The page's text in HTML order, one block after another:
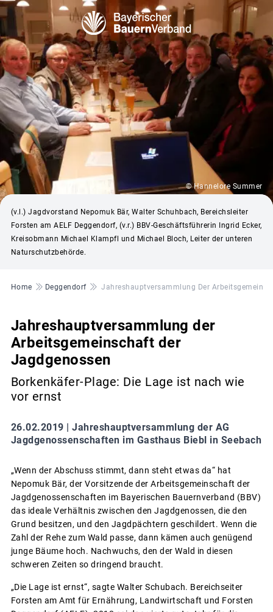
© Hannelore Summer
(v.l.) Jagdvorstand Nepomuk Bär, Walter Schuhbach, Bereichsleiter
Forsten am AELF Deggendorf, (v.r.) BBV-Geschäftsführerin Ingrid Ecker,
Kreisobmann Michael Klampfl und Michael Bloch, Leiter der unteren
Naturschutzbehörde.
Pfadnavigation
Home Deggendorf Jahreshauptversammlung Der
Jahreshauptversammlung der
Arbeitsgemeinschaft der
Jagdgenossen
Borkenkäfer-Plage: Die Lage ist nach wie
vor ernst
26.02.2019 | Jahreshauptversammlung der AG
Jagdgenossenschaften im Gasthaus Biebl in Seebach
„Wenn der Abschuss stimmt, dann steht etwas da“ hat
Nepomuk Bär, der Vorsitzende der Arbeitsgemeinschaft der
Jagdgenossenschaften im Bayerischen Bauernverband (BBV)
das ideale Verhältnis zwischen den Jagdgenossen, die den
Grund besitzen, und den Jagdpächtern geschildert. Wenn die
Zahl der Rehe zum Wald passe, dann kämen auch genügend
junge Bäume hoch. Nachwuchs, den der Wald in diesen
schweren Zeiten so dringend braucht.
„Die Lage ist ernst“, sagte Walter Schubach. Bereichseiter
Forsten am Amt für Ernährung, Landwirtschaft und Forsten